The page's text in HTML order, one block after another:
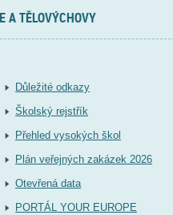
A TĚLOVÝCHOVY
Důležité odkazy
Školský rejstřík
Přehled vysokých škol
Plán veřejných zakázek 2026
Otevřená data
PORTÁL YOUR EUROPE